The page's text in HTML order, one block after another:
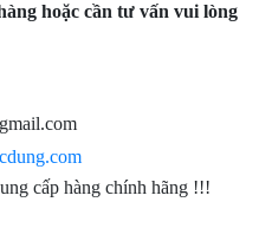
hoặc cần tư vấn vui lòng
cấp hàng chính hãng !!!